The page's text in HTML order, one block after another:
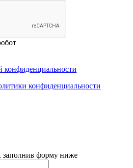
конфиденциальности
конфиденциальности
заполнив форму ниже